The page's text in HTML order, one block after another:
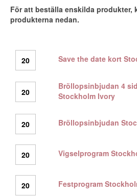
För att beställa enskilda produkter,
produkterna nedan.
the
kort
Stockholm
mängd
Save the date kort
Bröllopsinbjudan
Stockholm
Ivory
mängd
Bröllopsinbjudan 4
Stockholm Ivory
Bröllopsinbjudan
Stockholm
Bröllopsinbjudan
Vigselprogram
Stockholm
Vigselprogram
Festprogram
Stockholm
Festprogram